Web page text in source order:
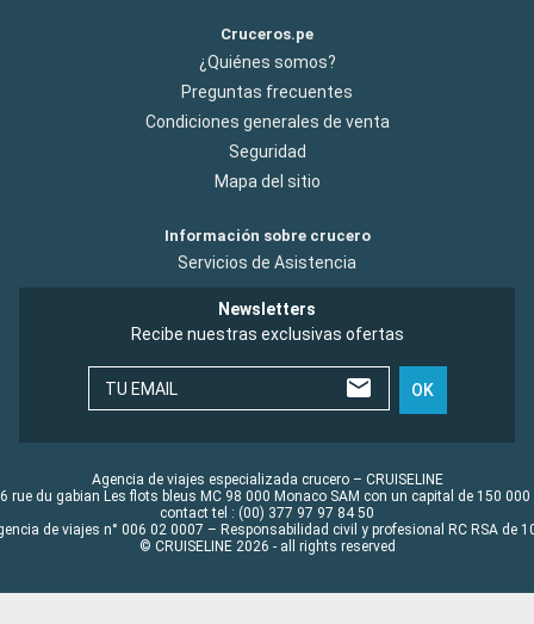
Cruceros.pe
¿Quiénes somos?
Preguntas frecuentes
Condiciones generales de venta
Seguridad
Mapa del sitio
Información sobre crucero
Servicios de Asistencia
Newsletters
Recibe nuestras exclusivas ofertas
TU EMAIL OK
Agencia de viajes especializada crucero – CRUISELINE
rue du gabian Les flots bleus MC 98 000 Monaco SAM con un capital de 150 000
contact tel : (00) 377 97 97 84 50
de viajes n° 006 02 0007 – Responsabilidad civil y profesional RC RSA de
© CRUISELINE 2026 - all rights reserved